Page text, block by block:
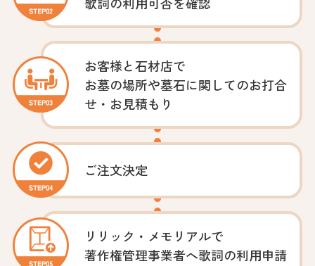
お客様と石材店で
お墓の場所や墓石に関してのお打合
せ・お見積もり
ご注文決定
リリック・メモリアルで
著作権管理事業者へ歌詞の利用申請